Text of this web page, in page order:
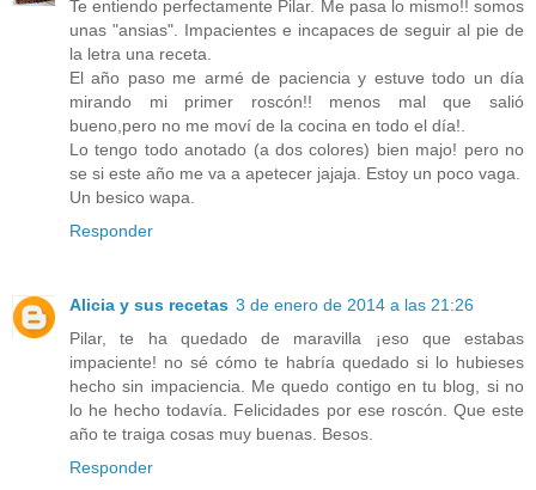
Te entiendo perfectamente Pilar. Me pasa lo mismo!! somos
unas "ansias". Impacientes e incapaces de seguir al pie de
la letra una receta.
El año paso me armé de paciencia y estuve todo un día
mirando mi primer roscón!! menos mal que salió
bueno,pero no me moví de la cocina en todo el día!.
Lo tengo todo anotado (a dos colores) bien majo! pero no
se si este año me va a apetecer jajaja. Estoy un poco vaga.
Un besico wapa.
Responder
Alicia y sus recetas 3 de enero de 2014 a las 21:26
Pilar, te ha quedado de maravilla ¡eso que estabas
impaciente! no sé cómo te habría quedado si lo hubieses
hecho sin impaciencia. Me quedo contigo en tu blog, si no
lo he hecho todavía. Felicidades por ese roscón. Que este
año te traiga cosas muy buenas. Besos.
Responder